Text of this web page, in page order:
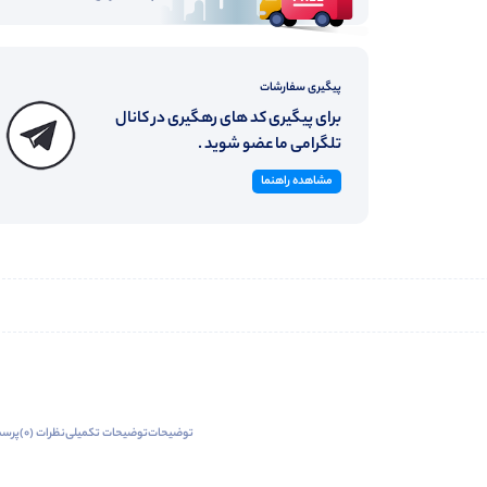
پیگیری سفارشات
برای پیگیری کد های رهگیری در کانال
تلگرامی ما عضو شوید .
مشاهده راهنما
توضیحاتتوضیحات تکمیلینظرات (0)